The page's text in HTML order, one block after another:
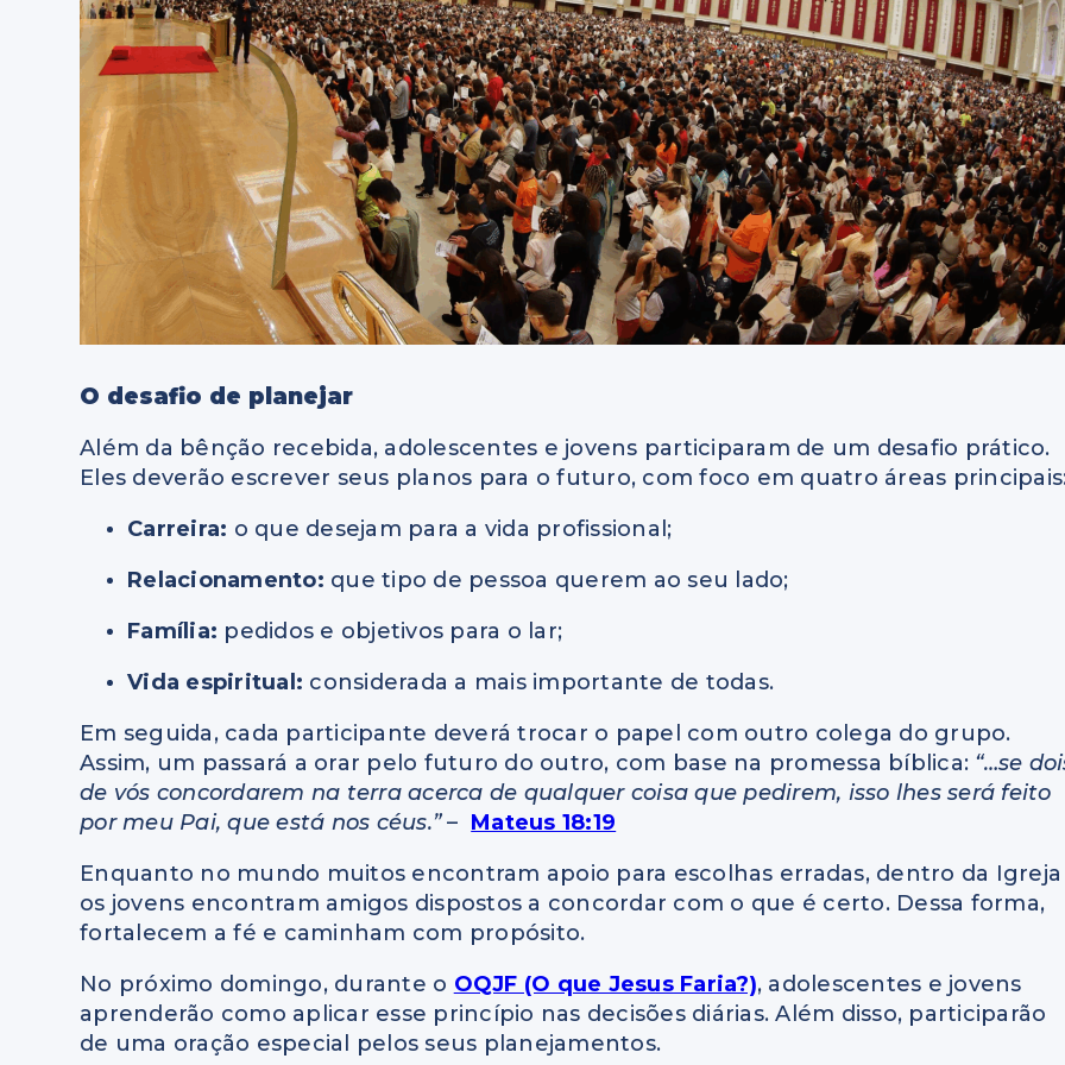
O desafio de planejar
Além da bênção recebida, adolescentes e jovens participaram de um desafio prático.
Eles deverão escrever seus planos para o futuro, com foco em quatro áreas
Carreira: o que desejam para a vida profissional;
Relacionamento: que tipo de pessoa querem ao seu lado;
Família: pedidos e objetivos para o lar;
Vida espiritual: considerada a mais importante de todas.
Em seguida, cada participante deverá trocar o papel com outro colega do grupo.
Assim, um passará a orar pelo futuro do outro, com base na promessa bíblica: “…se
de vós concordarem na terra acerca de qualquer coisa que pedirem, isso lhes será feito
por meu Pai, que está nos céus.”– Mateus 18:19
Enquanto no mundo muitos encontram apoio para escolhas erradas, dentro da Igreja
os jovens encontram amigos dispostos a concordar com o que é certo. Dessa forma,
fortalecem a fé e caminham com propósito.
No próximo domingo, durante o OQJF (O que Jesus Faria?), adolescentes e jovens
aprenderão como aplicar esse princípio nas decisões diárias. Além disso, participarão
de uma oração especial pelos seus planejamentos.